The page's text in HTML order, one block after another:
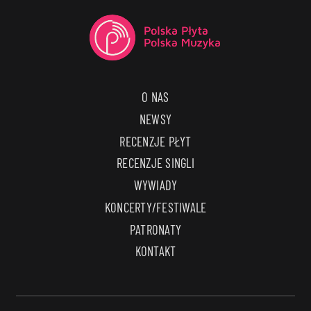
O NAS
NEWSY
RECENZJE PŁYT
RECENZJE SINGLI
WYWIADY
KONCERTY/FESTIWALE
PATRONATY
KONTAKT